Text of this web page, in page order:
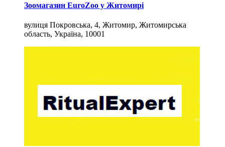
Зоомагазин EuroZoo у Житомирі
вулиця Покровська, 4, Житомир, Житомирська
область, Україна, 10001